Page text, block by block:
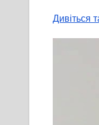
Дивіться